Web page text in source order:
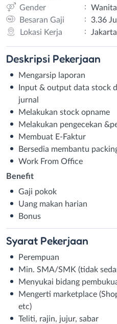
Gender
:
Wanita
Besaran Gaji
:
3.36
Lokasi Kerja
:
Deskripsi Pekerjaan
Mengarsip laporan
Input & output data stock
jurnal
Melakukan stock opname
Melakukan pengecekan
Membuat E-Faktur
⁠Bersedia membantu
⁠Work From Office
Benefit
Gaji pokok
Uang makan harian
Bonus
Syarat Pekerjaan
Perempuan
Min. SMA/SMK (tidak
Menyukai bidang
Mengerti marketplace
etc)
Teliti, rajin, jujur, sabar